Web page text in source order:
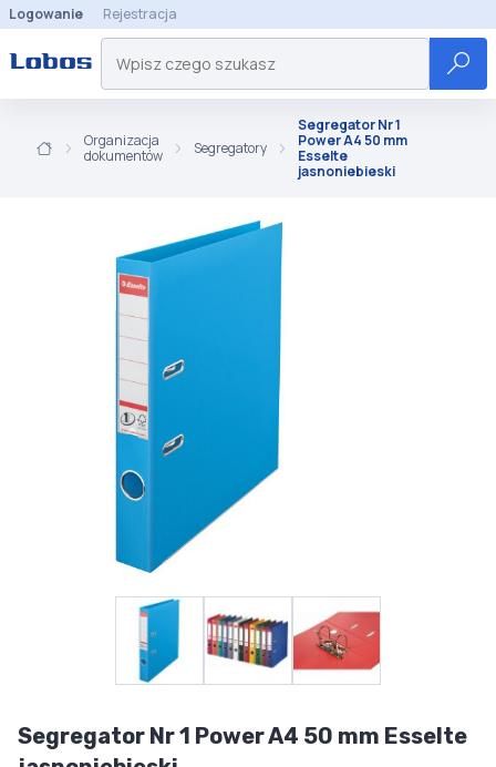
Logowanie Rejestracja
Organizacja
dokumentów
Segregatory
Segregator Nr 1
Power A4 50 mm
Esselte
jasnoniebieski
Segregator Nr 1 Power A4 50 mm Esselte